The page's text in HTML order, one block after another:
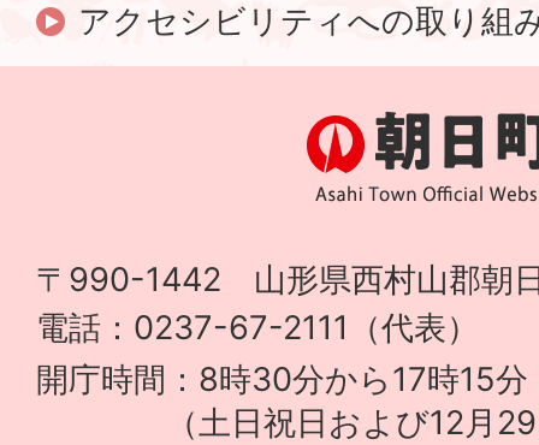
アクセシビリティへの取り組
〒990-1442 山形県西村山郡朝
電話：0237-67-2111（代表）
開庁時間：8時30分から17時15分
（土日祝日および12月29